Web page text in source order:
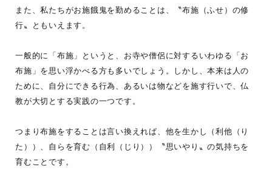
また、私たちがお施餓鬼を勤めることは、〝布施（ふせ）の修
行〟ともいえます。
一般的に「布施」というと、お寺や僧侶に対するいわゆる「お
布施」を思い浮かべる方も多いでしょう。しかし、本来は人の
ために、自分にできる行為、あるいは物などを施す行いで、仏
教が大切とする実践の一つです。
つまり布施をすることは言い換えれば、他を生かし（利他（り
た））、自らを育む（自利（じり））〝思いやり〟の気持ちを
育むことです。